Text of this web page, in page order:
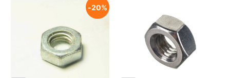
20